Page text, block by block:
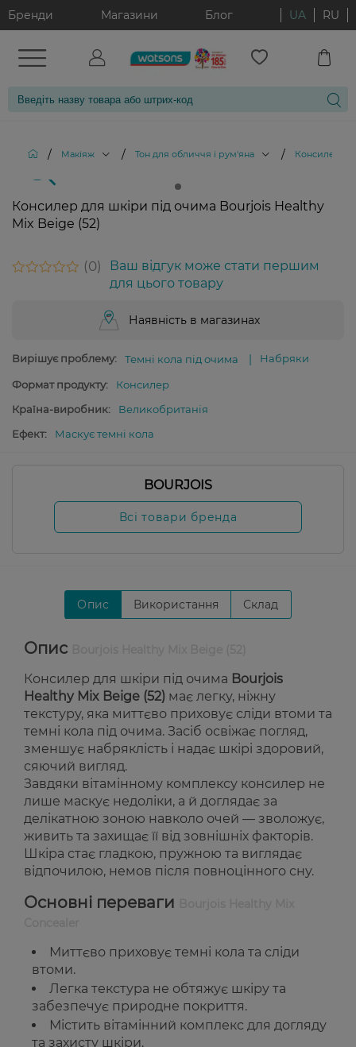
Бренди Магазини Блог UA RU
/ Макіяж / Тон для обличчя і рум'яна / Консилер
Консилер для шкіри під очима Bourjois Healthy
Mix Beige (52)
0
Ваш відгук може стати першим
для цього товару
Наявність в магазинах
Вирішує проблему: Темні кола під очима Набряки
Формат продукту:
Консилер
Країна-виробник:
Великобританія
Ефект:
Маскує темні кола
BOURJOIS
Всі товари бренда
Опис Використання Склад
Опис
Консилер для шкіри під очима Bourjois
Healthy Mix Beige (52) має легку, ніжну
текстуру, яка миттєво приховує сліди втоми та
темні кола під очима. Засіб освіжає погляд,
зменшує набряклість і надає шкірі здоровий,
сяючий вигляд.
Завдяки вітамінному комплексу консилер не
лише маскує недоліки, а й доглядає за
делікатною зоною навколо очей — зволожує,
живить та захищає її від зовнішніх факторів.
Шкіра стає гладкою, пружною та виглядає
відпочилою, немов після повноцінного сну.
Основні переваги
Миттєво приховує темні кола та сліди
втоми.
Легка текстура не обтяжує шкіру та
забезпечує природне покриття.
Містить вітамінний комплекс для догляду
та захисту шкіри.